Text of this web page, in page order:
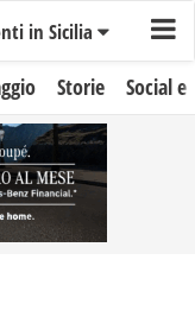
in Sicilia
Storie Social